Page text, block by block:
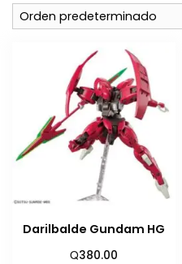
Darilbalde Gundam HG
Q380.00